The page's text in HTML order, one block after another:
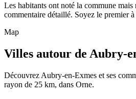
Les habitants ont noté la commune mais
commentaire détaillé. Soyez le premier
Map
Villes autour de Aubry-
Découvrez Aubry-en-Exmes et ses
rayon de 25 km, dans Orne.